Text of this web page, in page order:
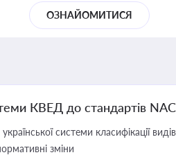
ОЗНАЙОМИТИСЯ
КВЕД до стандартів
системи класифікації
зміни